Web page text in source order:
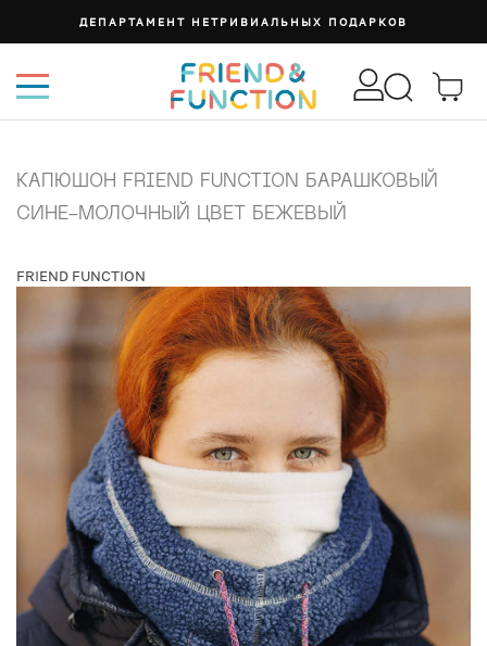
ДЕПАРТАМЕНТ НЕТРИВИАЛЬНЫХ ПОДАРКОВ
КАПЮШОН FRIEND FUNCTION БАРАШКОВЫЙ
СИНЕ-МОЛОЧНЫЙ ЦВЕТ БЕЖЕВЫЙ
FRIEND FUNCTION